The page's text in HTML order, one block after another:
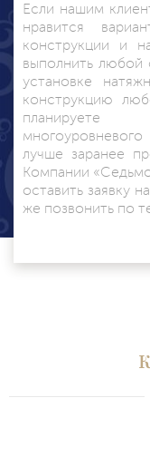
Если нашим
нравится
конструкции и
выполнить
установке
конструкцию
планируете
лучше заранее
Компании
оставить заявку
же позвонить по